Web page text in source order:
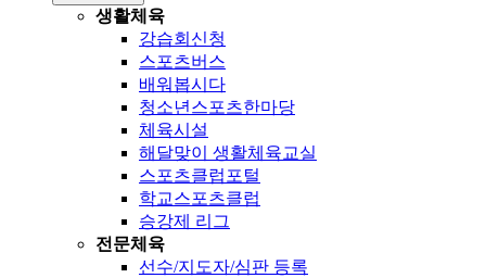
생활체육
강습회신청
스포츠버스
배워봅시다
청소년스포츠한마당
체육시설
해달맞이 생활체육교실
스포츠클럽포털
학교스포츠클럽
승강제 리그
전문체육
선수/지도자/심판 등록